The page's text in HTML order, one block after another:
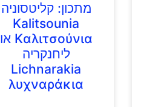
מתכון: קליטסוניה
Kalitsounia
Kαλιτσούνια או
ליחנקריה
Lichnarakia
λυχναράκια